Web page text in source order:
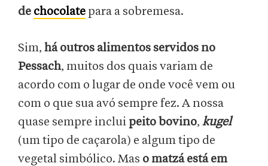
de chocolate para a sobremesa.
Sim, há outros alimentos servidos no
Pessach, muitos dos quais variam de
acordo com o lugar de onde você vem ou
com o que sua avó sempre fez. A nossa
quase sempre inclui peito bovino, kugel
(um tipo de caçarola) e algum tipo de
vegetal simbólico. Mas o matzá está em